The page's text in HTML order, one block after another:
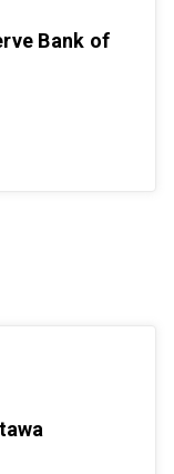
Bank of